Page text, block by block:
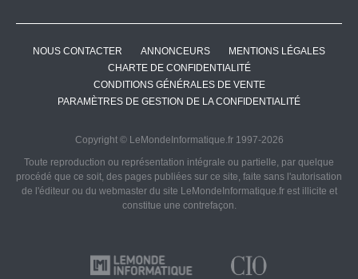
NOUS CONTACTER ANNONCEURS
MENTIONS LÉGALES
CHARTE DE CONFIDENTIALITÉ
CONDITIONS GÉNÉRALES DE VENTE
PARAMÈTRES DE GESTION DE LA CONFIDENTIALITÉ
Copyright © LeMondeInformatique.fr 1997-2026
Toute reproduction ou représentation intégrale ou partielle, par quelque
procédé que ce soit, des pages publiées sur ce site, faite sans l'autorisation
de l'éditeur ou du webmaster du site LeMondeInformatique.fr est illicite et
constitue une contrefaçon.